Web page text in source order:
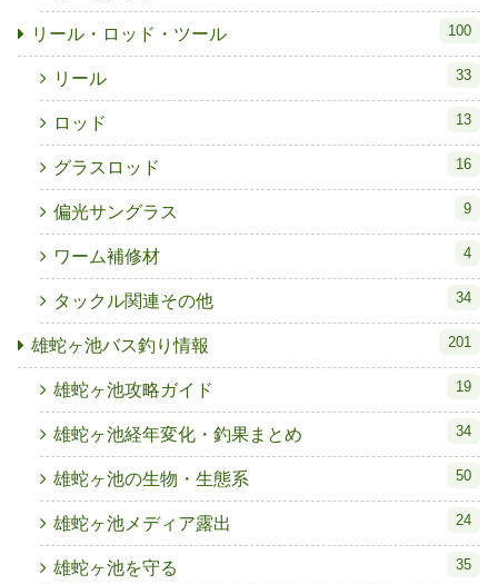
リール・ロッド・ツール 100
リール 33
ロッド 13
グラスロッド 16
偏光サングラス 9
ワーム補修材 4
タックル関連その他 34
雄蛇ヶ池バス釣り情報 201
雄蛇ヶ池攻略ガイド 19
雄蛇ヶ池経年変化・釣果まとめ 34
雄蛇ヶ池の生物・生態系 50
雄蛇ヶ池メディア露出 24
雄蛇ヶ池を守る 35